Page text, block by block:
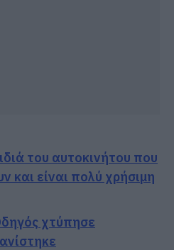
του αυτοκινήτου που
και είναι πολύ χρήσιμη
χτύπησε